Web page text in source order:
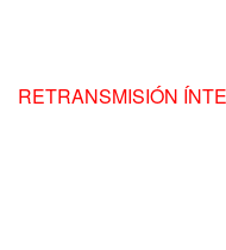
RETRANSMISIÓN